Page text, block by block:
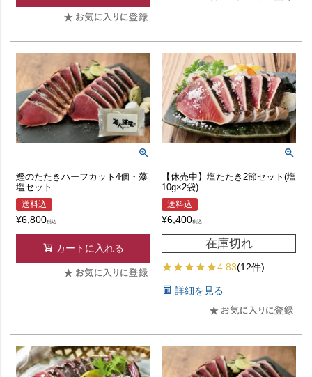
鰹のたたきハーフカット4個・藻
塩セット
送料込
¥6,800税込
カートに入れる
【休売中】塩たたき2節セット(塩
10g×2袋)
送料込
¥6,400税込
在庫切れ
4.83(12件)
詳細を見る